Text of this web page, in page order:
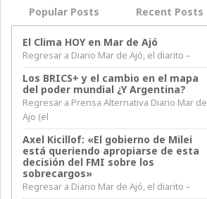
Popular Posts Recent Posts
El Clima HOY en Mar de Ajó
Regresar a Diario Mar de Ajó, el diarito –
Los BRICS+ y el cambio en el mapa
del poder mundial ¿Y Argentina?
Regresar a Prensa Alternativa Diario Mar de
Ajo (el
Axel Kicillof: «El gobierno de Milei
está queriendo apropiarse de esta
decisión del FMI sobre los
sobrecargos»
Regresar a Diario Mar de Ajó, el diarito –